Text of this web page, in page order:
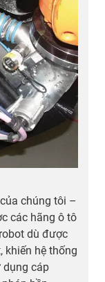
tôi hướng đến sự
trở lên, chúng tôi
từ igus® để đảm
thường không
dài như vậy."